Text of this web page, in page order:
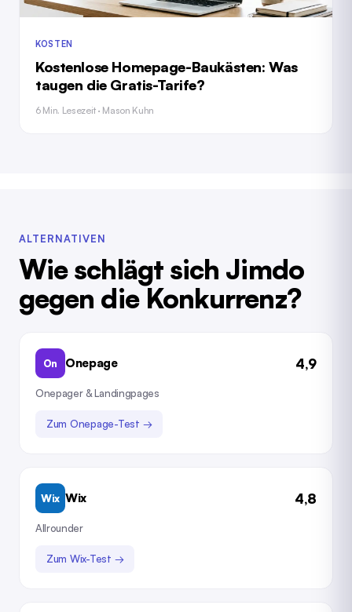
KOSTEN
Kostenlose Homepage-Baukästen: Was
taugen die Gratis-Tarife?
6 Min. Lesezeit · Mason Kuhn
ALTERNATIVEN
Wie schlägt sich Jimdo
gegen die Konkurrenz?
On Onepage 4,9
Onepager & Landingpages
Zum Onepage-Test →
Wix Wix 4,8
Allrounder
Zum Wix-Test →